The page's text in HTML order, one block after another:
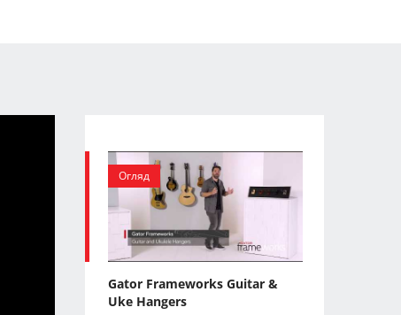
Огляд
Gator Frameworks Guitar &
Uke Hangers